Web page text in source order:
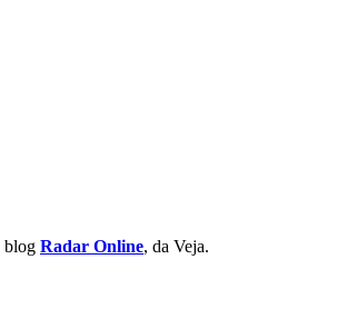
blog Radar Online, da Veja.